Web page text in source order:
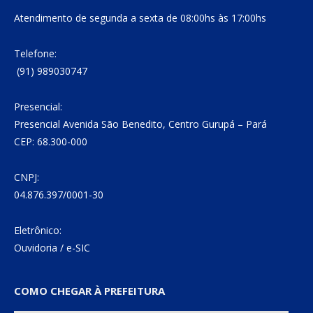
Atendimento de segunda a sexta de 08:00hs às 17:00hs
Telefone:
(91) 989030747
Presencial:
Presencial Avenida São Benedito, Centro Gurupá – Pará
CEP: 68.300-000
CNPJ:
04.876.397/0001-30
Eletrônico:
Ouvidoria / e-SIC
COMO CHEGAR À PREFEITURA